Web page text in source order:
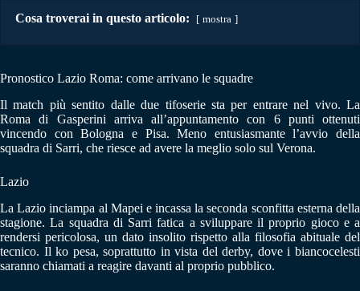
Cosa troverai in questo articolo: mostra
Pronostico Lazio Roma: come arrivano le squadre
Il match più sentito dalle due tifoserie sta per entrare nel vivo. La
Roma di Gasperini arriva all’appuntamento con 6 punti ottenuti
vincendo con Bologna e Pisa. Meno entusiasmante l’avvio della
squadra di Sarri, che riesce ad avere la meglio solo sul Verona.
Lazio
La Lazio inciampa al Mapei e incassa la seconda sconfitta esterna della
stagione. La squadra di Sarri fatica a sviluppare il proprio gioco e a
rendersi pericolosa, un dato insolito rispetto alla filosofia abituale del
tecnico. Il ko pesa, soprattutto in vista del derby, dove i biancocelesti
saranno chiamati a reagire davanti al proprio pubblico.